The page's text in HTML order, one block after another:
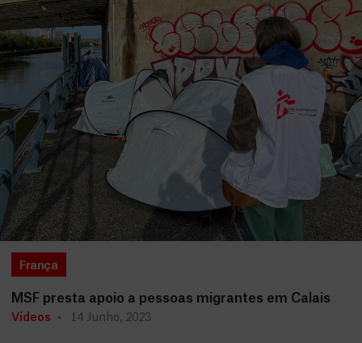
França
MSF presta apoio a pessoas migrantes em Calais
Vídeos 14 Junho, 2023